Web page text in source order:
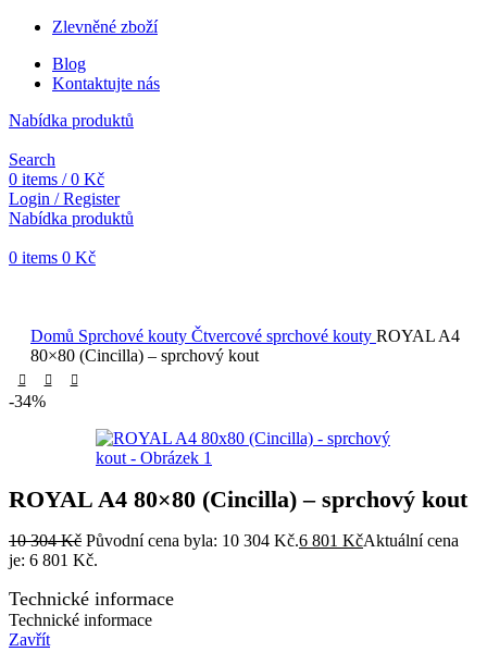
Zlevněné zboží
Blog
Kontaktujte nás
Nabídka produktů
Search
0 items / 0 Kč
Login / Register
Nabídka produktů
0 items 0 Kč
Domů Sprchové kouty Čtvercové sprchové kouty ROYAL A4
80×80 (Cincilla) – sprchový kout
-34%
ROYAL A4 80×80 (Cincilla) – sprchový kout
10 304Kč Původní cena byla: 10 304 Kč.6 801 KčAktuální cena
je: 6 801 Kč.
Technické informace
Technické informace
Zavřít